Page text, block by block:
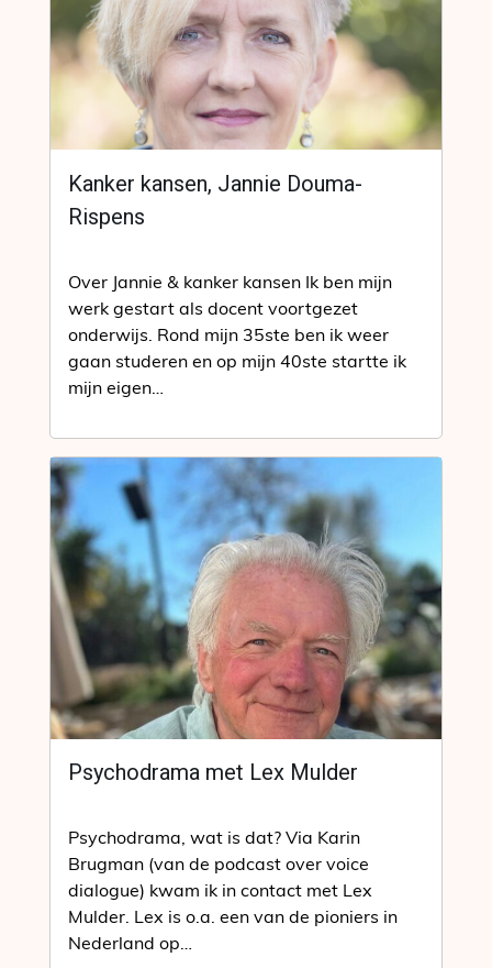
Kanker kansen, Jannie Douma-
Rispens
Over Jannie & kanker kansen Ik ben mijn
werk gestart als docent voortgezet
onderwijs. Rond mijn 35ste ben ik weer
gaan studeren en op mijn 40ste startte ik
mijn eigen…
Psychodrama met Lex Mulder
Psychodrama, wat is dat? Via Karin
Brugman (van de podcast over voice
dialogue) kwam ik in contact met Lex
Mulder. Lex is o.a. een van de pioniers in
Nederland op…